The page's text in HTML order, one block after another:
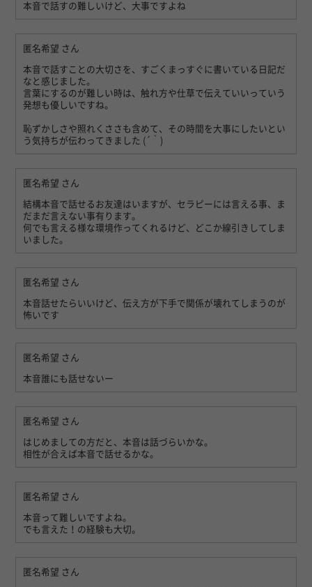
本音で話すの難しいけど、大事ですよね
匿名希望 さん
本音で話すことの大切さを、すごくまっすぐに書いている日記だ
なと感じました。
言葉にするのが難しい時は、触れ方や仕草で伝えていいっていう
発想も優しいですね。
恥ずかしさや照れくささも含めて、その時間を大事にしたいとい
う気持ちが伝わってきました (´｀)
匿名希望 さん
結構本音で話せるお友達はいますが、セラピーには言える事、ま
だまだ言えない事有ります。
何でも言える様な環境作ってくれるけど、どこか線引きしてしま
いました。
匿名希望 さん
本音話せたらいいけど、伝え方が下手で関係が壊れてしまうのが
怖いです
匿名希望 さん
本音誰にも話せないー
匿名希望 さん
はじめましての方だと、本音は話づらいかな。
相性が合えば本音で話せるかな。
匿名希望 さん
本音って難しいですよね。
でも言えた！の経験も大切。
匿名希望 さん